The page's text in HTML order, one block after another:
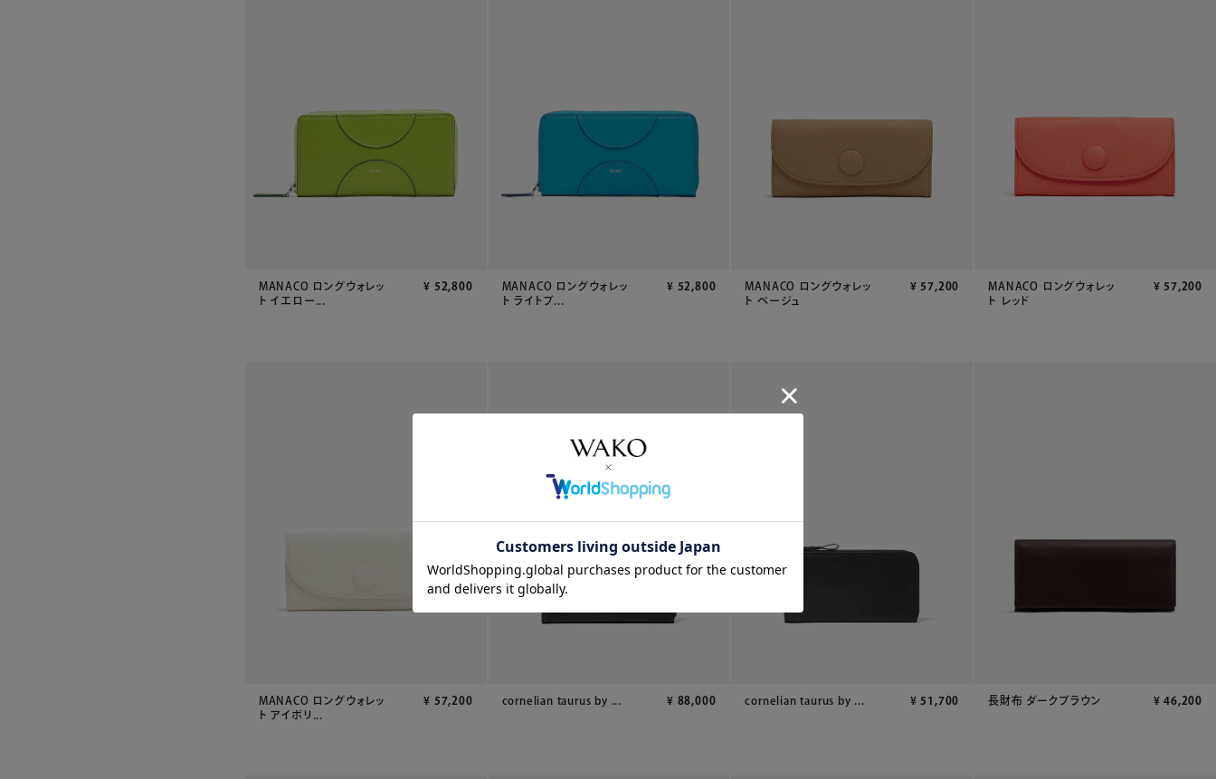
MANACO ロングウォレッ
ト イエロー...
¥ 52,800
MANACO ロングウォレッ
ト ライトブ...
¥ 52,800
MANACO ロングウォレッ
ト ベージュ
¥ 57,200
MANACO ロングウォレッ
ト レッド
¥ 57,200
MANACO ロングウォレッ
ト アイボリ...
¥ 57,200 cornelian taurus by ... ¥ 88,000 cornelian taurus by ... ¥ 51,700 長財布 ダークブラウン ¥ 46,200